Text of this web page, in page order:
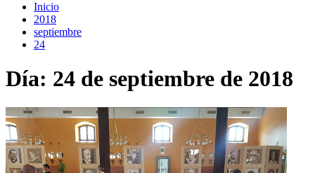
Inicio
2018
septiembre
24
Día: 24 de septiembre de 2018